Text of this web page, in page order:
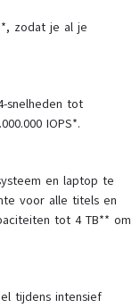
zodat je al je
snelheden tot
IOPS*.
en laptop te
voor alle titels en
tot 4 TB** om
tijdens intensief